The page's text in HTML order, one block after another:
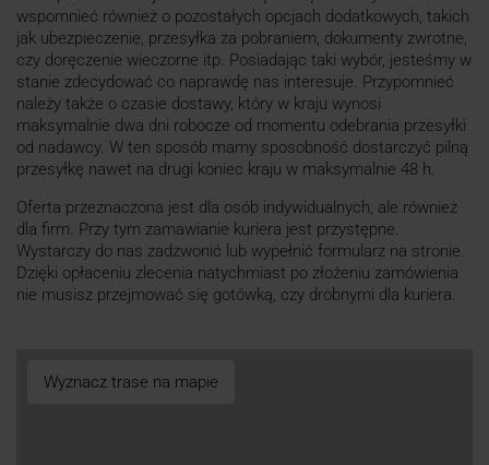
wspomnieć również o pozostałych opcjach dodatkowych, takich
jak ubezpieczenie, przesyłka za pobraniem, dokumenty zwrotne,
czy doręczenie wieczorne itp. Posiadając taki wybór, jesteśmy w
stanie zdecydować co naprawdę nas interesuje. Przypomnieć
należy także o czasie dostawy, który w kraju wynosi
maksymalnie dwa dni robocze od momentu odebrania przesyłki
od nadawcy. W ten sposób mamy sposobność dostarczyć pilną
przesyłkę nawet na drugi koniec kraju w maksymalnie 48 h.
Oferta przeznaczona jest dla osób indywidualnych, ale również
dla firm. Przy tym zamawianie kuriera jest przystępne.
Wystarczy do nas zadzwonić lub wypełnić formularz na stronie.
Dzięki opłaceniu zlecenia natychmiast po złożeniu zamówienia
nie musisz przejmować się gotówką, czy drobnymi dla kuriera.
Wyznacz trase na mapie